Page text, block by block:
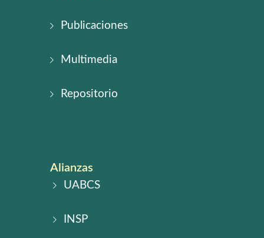
Publicaciones
Multimedia
Repositorio
Alianzas
UABCS
INSP